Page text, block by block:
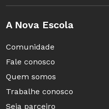
A Nova Escola
Comunidade
Fale conosco
Quem somos
Trabalhe conosco
Seja parceiro